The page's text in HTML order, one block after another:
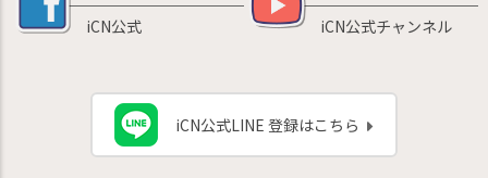
iCN公式 iCN公式チャンネル
iCN公式LINE 登録はこちら